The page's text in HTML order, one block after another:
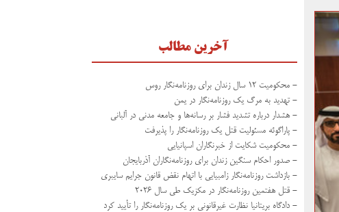
آخرین مطالب
- محکومیت ۱۲ سال زندان برای روزنامه‌نگار روس
- تهدید به مرگ یک روزنامه‌نگار در یمن
- هشدار درباره تشدید فشار بر رسانه‌ها و جامعه مدنی در آلبانی
- پاراگوئه مسئولیت قتل یک روزنامه‌نگار را پذیرفت
- محکومیت شکایت از خبرنگاران اسپانیایی
- صدور احکام سنگین زندان برای روزنامه‌نگاران آذربایجان
- بازداشت روزنامه‌نگار زامبیایی با اتهام نقض قانون جرایم سایبری
- قتل هفتمین روزنامه‌نگار در مکزیک طی سال ۲۰۲۶
- دادگاه بریتانیا نظارت غیرقانونی بر یک روزنامه‌نگار را تأیید کرد